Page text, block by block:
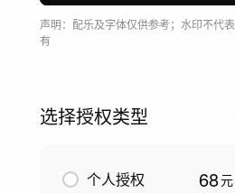
声明：配乐及字体仅供参考；水印不代
有
选择授权类型
个人授权 68元